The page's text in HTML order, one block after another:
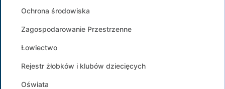
Ochrona środowiska
Zagospodarowanie Przestrzenne
Łowiectwo
Rejestr żłobków i klubów dziecięcych
Oświata